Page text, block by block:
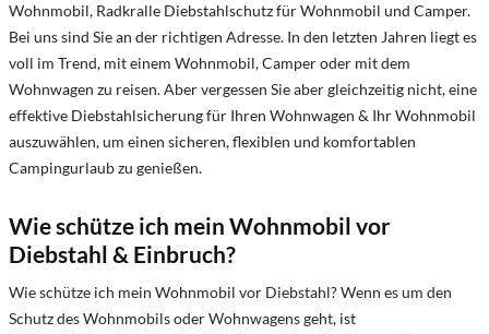
Wohnmobil, Radkralle Diebstahlschutz für Wohnmobil und Camper.
Bei uns sind Sie an der richtigen Adresse. In den letzten Jahren liegt es
voll im Trend, mit einem Wohnmobil, Camper oder mit dem
Wohnwagen zu reisen. Aber vergessen Sie aber gleichzeitig nicht, eine
effektive Diebstahlsicherung für Ihren Wohnwagen & Ihr Wohnmobil
auszuwählen, um einen sicheren, flexiblen und komfortablen
Campingurlaub zu genießen.
Wie schütze ich mein Wohnmobil vor
Diebstahl & Einbruch?
Wie schütze ich mein Wohnmobil vor Diebstahl? Wenn es um den
Schutz des Wohnmobils oder Wohnwagens geht, ist